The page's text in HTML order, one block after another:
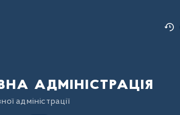
адміністрація
адміністрації